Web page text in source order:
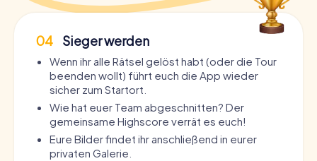
04 Sieger werden
Wenn ihr alle Rätsel gelöst habt (oder die Tour
beenden wollt) führt euch die App wieder
sicher zum Startort.
Wie hat euer Team abgeschnitten? Der
gemeinsame Highscore verrät es euch!
Eure Bilder findet ihr anschließend in eurer
privaten Galerie.